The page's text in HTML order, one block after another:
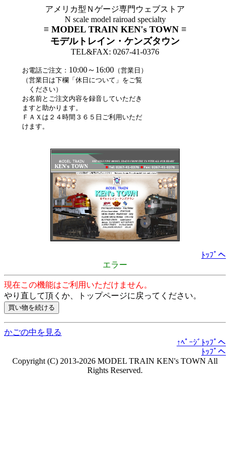
アメリカ型Ｎゲージ専門ウェブストア
N scale model rairoad specialty
≡ MODEL TRAIN KEN's TOWN ≡
モデルトレイン・ケンズタウン
TEL&FAX: 0267-41-0376
お電話ご注文： 10:00～16:00 （営業日）
（営業日は下欄「休日について」をご覧
ください）
お名前とご注文内容を録音していただき
ますと助かります。
ＦＡＸは２４時間３６５日ご利用いただ
けます。
ﾄｯﾌﾟへ
エラー
現在この機能はご利用いただけません。
やり直して頂くか、トップページに戻ってください。
かごの中を見る
↑ﾍﾟｰｼﾞﾄｯﾌﾟへ
ﾄｯﾌﾟへ
Copyright (C) 2013-2026 MODEL TRAIN KEN's TOWN All
Rights Reserved.